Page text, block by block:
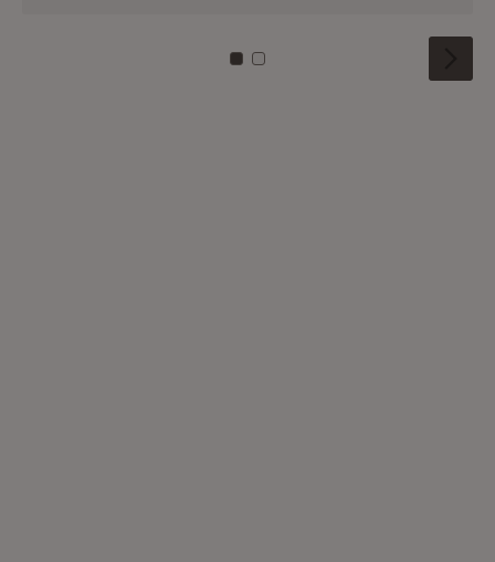
Zu Kachel: 0
Zu Kachel: 1